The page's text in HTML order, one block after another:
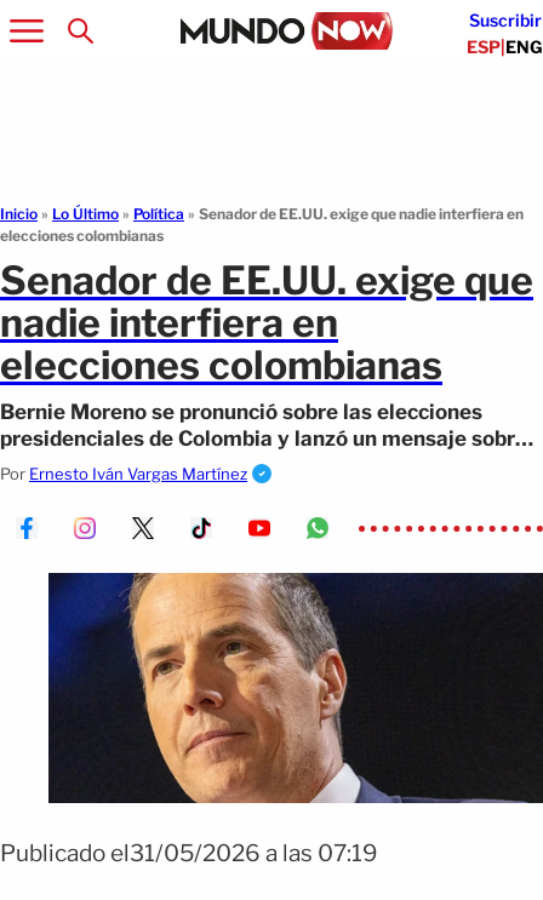
Suscribir
ESP|ENG
Inicio » Lo Último » Política » Senador de EE.UU. exige que nadie interfiera en
elecciones colombianas
Senador de EE.UU. exige que
nadie interfiera en
elecciones colombianas
Bernie Moreno se pronunció sobre las elecciones
presidenciales de Colombia y lanzó un mensaje sobre
democracia e influencias externas.
Por Ernesto Iván Vargas Martínez
Publicado el31/05/2026 a las 07:19